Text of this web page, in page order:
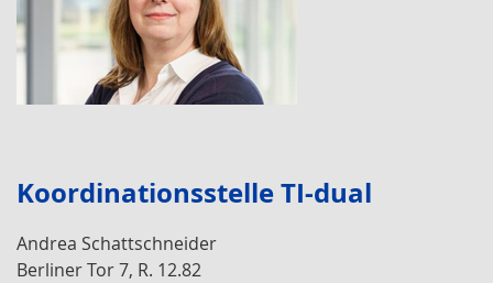
Koordinationsstelle TI-dual
Andrea Schattschneider
Berliner Tor 7, R. 12.82